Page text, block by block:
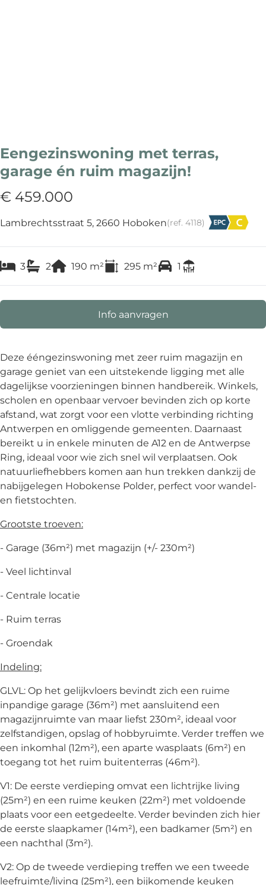
Eengezinswoning met terras,
garage én ruim magazijn!
€ 459.000
Lambrechtsstraat 5, 2660 Hoboken(ref. 4118)
3 2 190 m² 295 m² 1
Info aanvragen
Deze ééngezinswoning met zeer ruim magazijn en
garage geniet van een uitstekende ligging met alle
dagelijkse voorzieningen binnen handbereik. Winkels,
scholen en openbaar vervoer bevinden zich op korte
afstand, wat zorgt voor een vlotte verbinding richting
Antwerpen en omliggende gemeenten. Daarnaast
bereikt u in enkele minuten de A12 en de Antwerpse
Ring, ideaal voor wie zich snel wil verplaatsen. Ook
natuurliefhebbers komen aan hun trekken dankzij de
nabijgelegen Hobokense Polder, perfect voor wandel-
en fietstochten.
Grootste troeven:
- Garage (36m²) met magazijn (+/- 230m²)
- Veel lichtinval
- Centrale locatie
- Ruim terras
- Groendak
Indeling:
GLVL: Op het gelijkvloers bevindt zich een ruime
inpandige garage (36m²) met aansluitend een
magazijnruimte van maar liefst 230m², ideaal voor
zelfstandigen, opslag of hobbyruimte. Verder treffen we
een inkomhal (12m²), een aparte wasplaats (6m²) en
toegang tot het ruim buitenterras (46m²).
V1: De eerste verdieping omvat een lichtrijke living
(25m²) en een ruime keuken (22m²) met voldoende
plaats voor een eetgedeelte. Verder bevinden zich hier
de eerste slaapkamer (14m²), een badkamer (5m²) en
een nachthal (3m²).
V2: Op de tweede verdieping treffen we een tweede
leefruimte/living (25m²), een bijkomende keuken